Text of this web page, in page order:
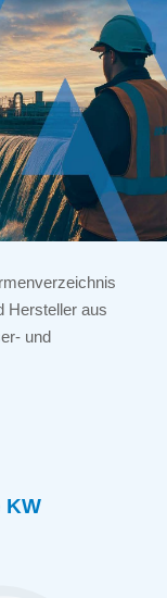
Hersteller aus
und
KW